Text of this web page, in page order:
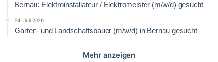
Bernau: Elektroinstallateur / Elektromeister (m/w/d) gesucht
24. Juli 2026
Garten- und Landschaftsbauer (m/w/d) in Bernau gesucht
Mehr anzeigen